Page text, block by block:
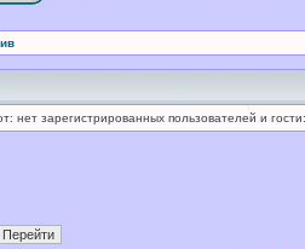
нет зарегистрированных пользователей и